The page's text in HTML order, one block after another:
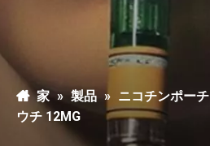
家 » 製品 » ニコチンポーチ
ウチ 12MG